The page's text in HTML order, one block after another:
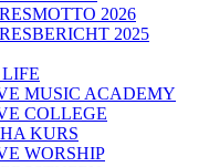
2026
2025
MUSIC ACADEMY
COLLEGE
KURS
WORSHIP